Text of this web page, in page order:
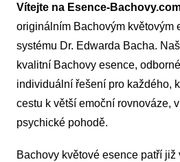
Vítejte na Esence-
originálním Bachovým květovým
systému Dr. Edwarda Bacha.
kvalitní Bachovy esence,
individuální řešení pro každého,
cestu k větší emoční rovnováze,
psychické pohodě.
Bachovy květové esence patří již